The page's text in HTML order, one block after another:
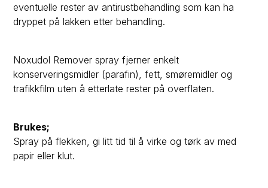
eventuelle rester av antirustbehandling som kan ha
dryppet på lakken etter behandling.
Noxudol Remover spray fjerner enkelt
konserveringsmidler (parafin), fett, smøremidler og
trafikkfilm uten å etterlate rester på overflaten.
Brukes;
Spray på flekken, gi litt tid til å virke og tørk av med
papir eller klut.